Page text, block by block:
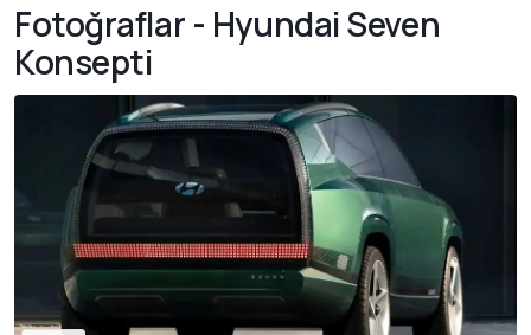
Fotoğraflar - Hyundai Seven
Konsepti